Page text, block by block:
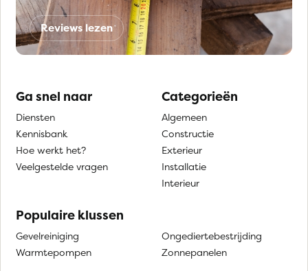
Reviews lezen
Ga snel naar
Diensten
Kennisbank
Hoe werkt het?
Veelgestelde vragen
Categorieën
Algemeen
Constructie
Exterieur
Installatie
Interieur
Populaire klussen
Gevelreiniging
Warmtepompen
Ongediertebestrijding
Zonnepanelen